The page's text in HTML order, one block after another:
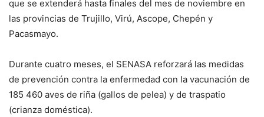
que se extenderá hasta finales del mes de noviembre en
las provincias de Trujillo, Virú, Ascope, Chepén y
Pacasmayo.
Durante cuatro meses, el SENASA reforzará las medidas
de prevención contra la enfermedad con la vacunación de
185 460 aves de riña (gallos de pelea) y de traspatio
(crianza doméstica).